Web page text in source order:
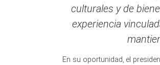
culturales y de
experiencia
En su oportunidad, el